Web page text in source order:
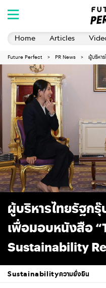
Home Articles
Future Perfect PR News
ผู้บริหารไทยรัฐก
เพื่อมอบหนังสือ
Sustainability
Sustainabilityความยั่งยืน